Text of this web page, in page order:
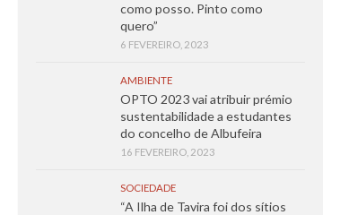
como posso. Pinto como
quero”
6 FEVEREIRO, 2023
AMBIENTE
OPTO 2023 vai atribuir prémio
sustentabilidade a estudantes
do concelho de Albufeira
16 FEVEREIRO, 2023
SOCIEDADE
“A Ilha de Tavira foi dos sítios